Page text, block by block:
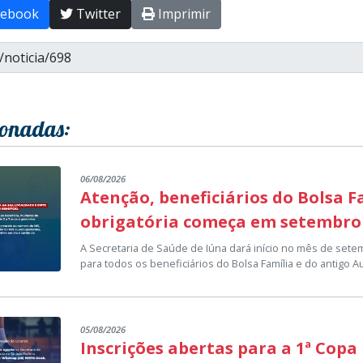
Twitter Imprimir
06/08/2026
Atenção, beneficiários do Bolsa
obrigatória começa em setembro
A Secretaria de Saúde de Iúna dará início no mês de
para todos os beneficiários do Bolsa Família e do antigo
Para a pesagem é necessário apresentar o cartão
de vacinas, cartão do SUS, e, para gestantes,
05/08/2026
Inscrições abertas para a 1ª